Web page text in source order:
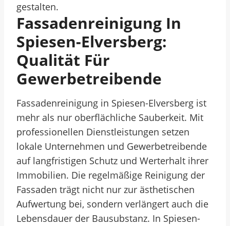
gestalten.
Fassadenreinigung In
Spiesen-Elversberg:
Qualität Für
Gewerbetreibende
Fassadenreinigung in Spiesen-Elversberg ist
mehr als nur oberflächliche Sauberkeit. Mit
professionellen Dienstleistungen setzen
lokale Unternehmen und Gewerbetreibende
auf langfristigen Schutz und Werterhalt ihrer
Immobilien. Die regelmäßige Reinigung der
Fassaden trägt nicht nur zur ästhetischen
Aufwertung bei, sondern verlängert auch die
Lebensdauer der Bausubstanz. In Spiesen-